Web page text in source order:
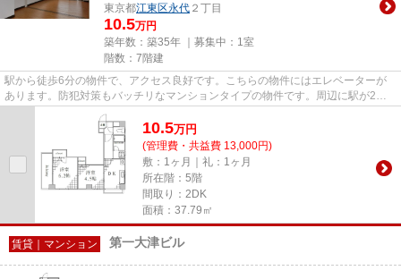
東京都江東区永代 ２丁目
10.5万円
築年数：築35年 ｜募集中： 1室
階数：7階建
駅から徒歩6分の物件で、アクセス良好です。こちらの物件にはエレベーターが
あります。防犯対策もバッチリなマンションタイプの物件です。周辺に駅が2つ
あるので電車での移動が便利で...
10.5万円
(管理費・共益費 13,000円)
敷：1ヶ月｜礼：1ヶ月
所在階：5階
間取り：2DK
面積：37.79㎡
賃貸｜マンション 第一大津ビル